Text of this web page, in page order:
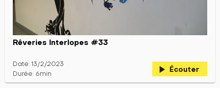
Rêveries Interlopes #33
Date: 13/2/2023
Durée: 6min
play_arrow Écouter